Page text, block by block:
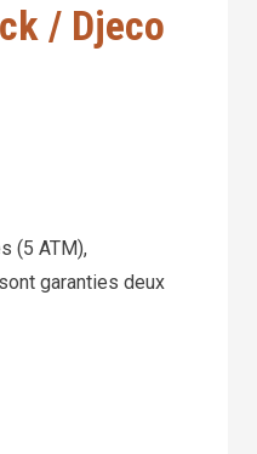
/ Djeco
(5 ATM),
garanties deux